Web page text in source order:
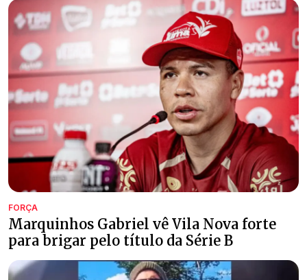
FORÇA
Marquinhos Gabriel vê Vila Nova forte
para brigar pelo título da Série B